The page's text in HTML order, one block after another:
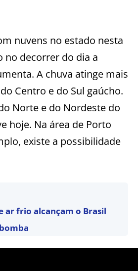
nuvens no estado nesta
no decorrer do dia a
A chuva atinge mais
Centro e do Sul gaúcho.
Norte e do Nordeste do
hoje. Na área de Porto
existe a possibilidade
ar frio alcançam o Brasil